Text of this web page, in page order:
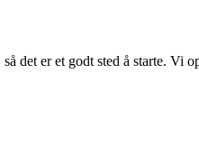
det er et godt sted å starte. Vi